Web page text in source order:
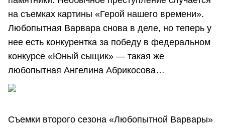
на съемках картины «Герой нашего времени».
Любопытная Варвара снова в деле, но теперь у
нее есть конкурентка за победу в федеральном
конкурсе «Юный сыщик» — такая же
любопытная Ангелина Абрикосова…
Съемки второго сезона «Любопытной Варвары»